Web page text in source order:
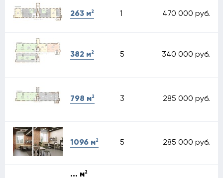
263 м2 1 470 000 руб.
382 м2 5 340 000 руб.
798 м2 3 285 000 руб.
1096 м2 5 285 000 руб.
... м2